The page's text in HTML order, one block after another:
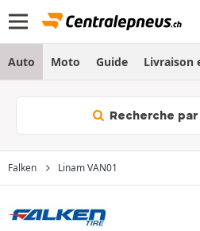
Auto Moto Guide Livraison
Recherche
Falken Linam VAN01